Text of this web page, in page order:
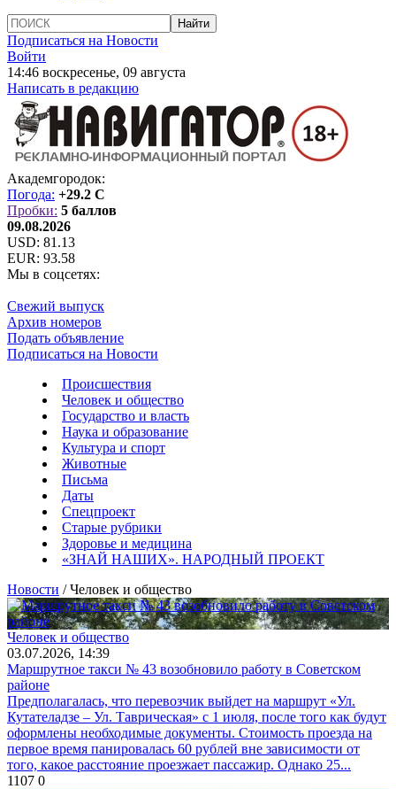
Подписаться на Новости
Войти
14:46 воскресенье, 09 августа
Написать в редакцию
Академгородок:
Погода: +29.2 C
Пробки: 5 баллов
09.08.2026
USD: 81.13
EUR: 93.58
Мы в соцсетях:
Свежий выпуск
Архив номеров
Подать объявление
Подписаться на Новости
Происшествия
Человек и общество
Государство и власть
Наука и образование
Культура и спорт
Животные
Письма
Даты
Спецпроект
Старые рубрики
Здоровье и медицина
«ЗНАЙ НАШИХ». НАРОДНЫЙ ПРОЕКТ
Новости / Человек и общество
Человек и общество
03.07.2026, 14:39
Маршрутное такси № 43 возобновило работу в Советском
районе
Предполагалась, что перевозчик выйдет на маршрут «Ул.
Кутателадзе – Ул. Таврическая» с 1 июля, после того как будут
оформлены необходимые документы. Стоимость проезда на
первое время панировалась 60 рублей вне зависимости от
того, какое расстояние проезжает пассажир. Однако 25...
1107 0